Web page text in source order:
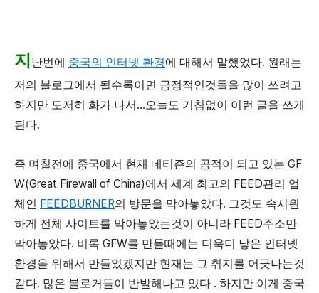
지 난번에 중국의 인터넷 환경에 대해서 말했었다. 원래는
저의 블로그에서 될수록이면 긍정적인것들을 많이
쓰려고
하지만 도저히 화가 나서 ...오늘도 거침없이 이런 글을 쓰게
된다.
즉 며칠전에 중국에서 현재 네티즌의 공적이 되고 있는 GF
W(Great Firewall of China)에서 세계 최고의 FEED관리 업
체인 FEEDBURNER의 방문을 막아놓았다. 그것도 속시원
하게 전체 사이트를 막아놓았는것이 아니라 FEED주소만
막아놓았다. 비록 GFW를 만들때에는 더욱더 낳은 인터넷
환경을 위해서 만들었겠지만 현재는 그 취지를 어긋나는것
같다. 많은 블로거들이 반발해나고 있다 . 하지만 이게 중국